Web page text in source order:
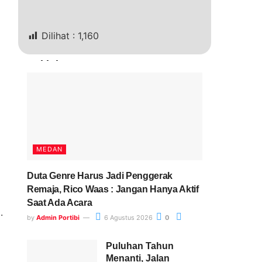
Dilihat : 1,160
Terkini
MEDAN
Duta Genre Harus Jadi Penggerak
Remaja, Rico Waas : Jangan Hanya Aktif
Saat Ada Acara
by Admin Portibi 6 Agustus 2026 0
Puluhan Tahun
Menanti, Jalan